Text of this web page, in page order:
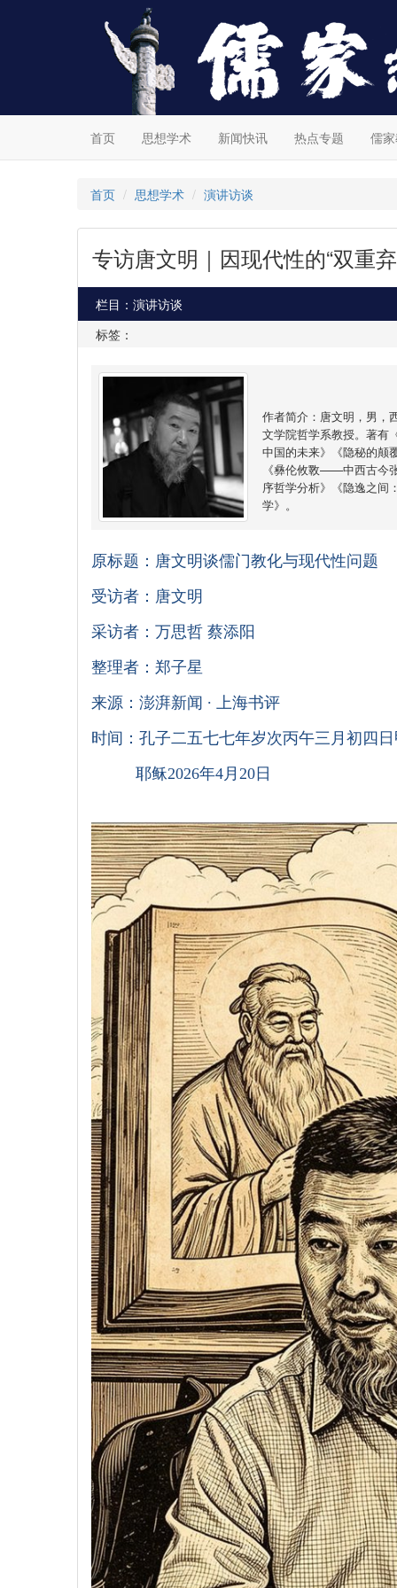
首页 思想学术 新闻快讯 热点专题 儒
首页 思想学术 演讲访谈
专访唐文明｜因现代性的“双重
栏目：演讲访谈
标签：
作者简介：唐文明，男，
文学院哲学系教授。著有
中国的未来》《隐秘的颠
《彝伦攸斁——中西古今
序哲学分析》《隐逸之间
学》。
原标题：唐文明谈儒门教化与现代性问题
受访者：唐文明
采访者：万思哲 蔡添阳
整理者：郑子星
来源：澎湃新闻 ∙ 上海书评
时间：孔子二五七七年岁次丙午三月初四
耶稣2026年4月20日